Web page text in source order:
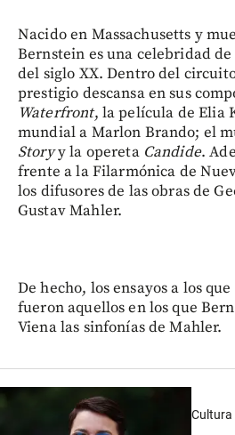
Nacido en Massachusetts y
Bernstein es una celebridad
del siglo XX. Dentro del
prestigio descansa en sus
Waterfront, la película de Elia
mundial a Marlon Brando; el
Storyy la opereta Candide.
frente a la Filarmónica de
los difusores de las obras de
Gustav Mahler.
De hecho, los ensayos a los
fueron aquellos en los que
Viena las sinfonías de Mahler.
Cultura